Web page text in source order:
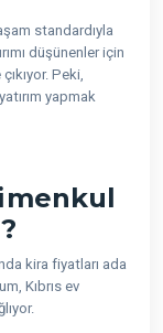
standardıyla
düşünenler için
Peki,
yapmak
kira fiyatları ada
Kıbrıs ev